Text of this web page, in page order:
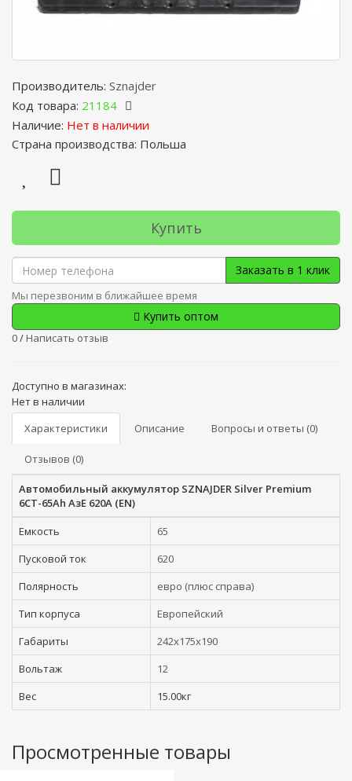
Производитель: Sznajder
Код товара: 21184
Наличие: Нет в наличии
Страна производства: Польша
Купить
Заказать в 1 клик
Мы перезвоним в ближайшее время
Купить оптом
0/ Написать отзыв
Доступно в магазинах:
Нет в наличии
Характеристики
Описание Вопросы и ответы (0)
Отзывов (0)
Автомобильный аккумулятор SZNAJDER Silver Premium
6СТ-65Ah АзЕ 620A (EN)
Емкость
65
Пусковой ток
620
Полярность
евро (плюс справа)
Тип корпуса
Европейский
Габариты
242x175x190
Вольтаж
12
Вес
15.00кг
Просмотренные товары